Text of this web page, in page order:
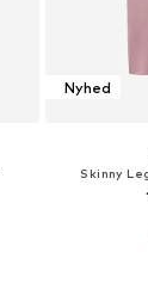
Nyhed
Skinny